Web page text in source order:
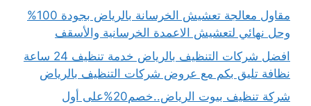
مقاول معالجة تعشيش الخرسانة بالرياض بجودة 100%
وحل نهائي لتعشيش الاعمدة الخرسانية والأسقف
افضل شركات التنظيف بالرياض خدمة تنظيف 24 ساعة
نظافة تليق بكم مع عروض شركات التنظيف بالرياض
شركة تنظيف بيوت الرياض..خصم20%على أول